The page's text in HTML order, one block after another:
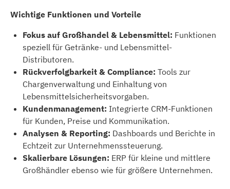
Wichtige Funktionen und Vorteile
Fokus auf Großhandel & Lebensmittel: Funktionen
speziell für Getränke- und Lebensmittel-
Distributoren.
Rückverfolgbarkeit & Compliance: Tools zur
Chargenverwaltung und Einhaltung von
Lebensmittelsicherheitsvorgaben.
Kundenmanagement: Integrierte CRM-Funktionen
für Kunden, Preise und Kommunikation.
Analysen & Reporting: Dashboards und Berichte in
Echtzeit zur Unternehmenssteuerung.
Skalierbare Lösungen: ERP für kleine und mittlere
Großhändler ebenso wie für größere Unternehmen.